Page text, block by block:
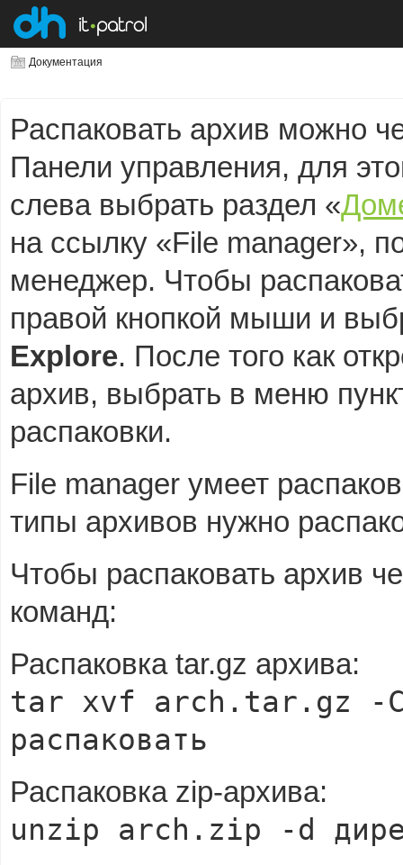
Документация
Распаковать архив можно
Панели управления, для
слева выбрать раздел «
на ссылку «File manager»,
менеджер. Чтобы
правой кнопкой мыши и
Explore. После того как
архив, выбрать в меню
распаковки.
File manager умеет
типы архивов нужно
Чтобы распаковать архив
команд:
Распаковка tar.gz архива:
tar xvf arch.tar.gz -C
распаковать
Распаковка zip-архива:
unzip arch.zip -d